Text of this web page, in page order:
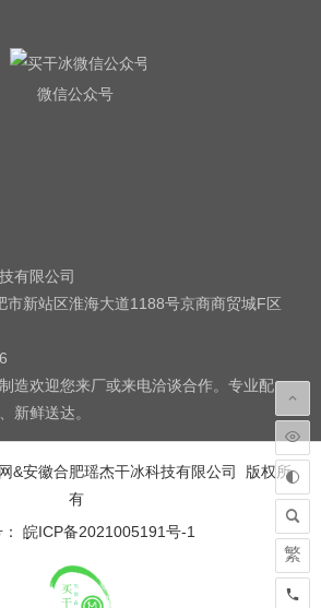
微信公众号
有限公司
市新站区淮海大道1188号京商商贸城F区
造欢迎您来厂或来电洽谈合作。专业配
新鲜送达。
&安徽合肥瑶杰干冰科技有限公司 版权所
有
皖ICP备2021005191号-1
繁